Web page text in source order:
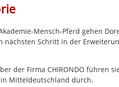
Mensch-Pferd gehen
nächsten Schritt in der
der Firma CHIRONDO führen
Mitteldeutschland durch.